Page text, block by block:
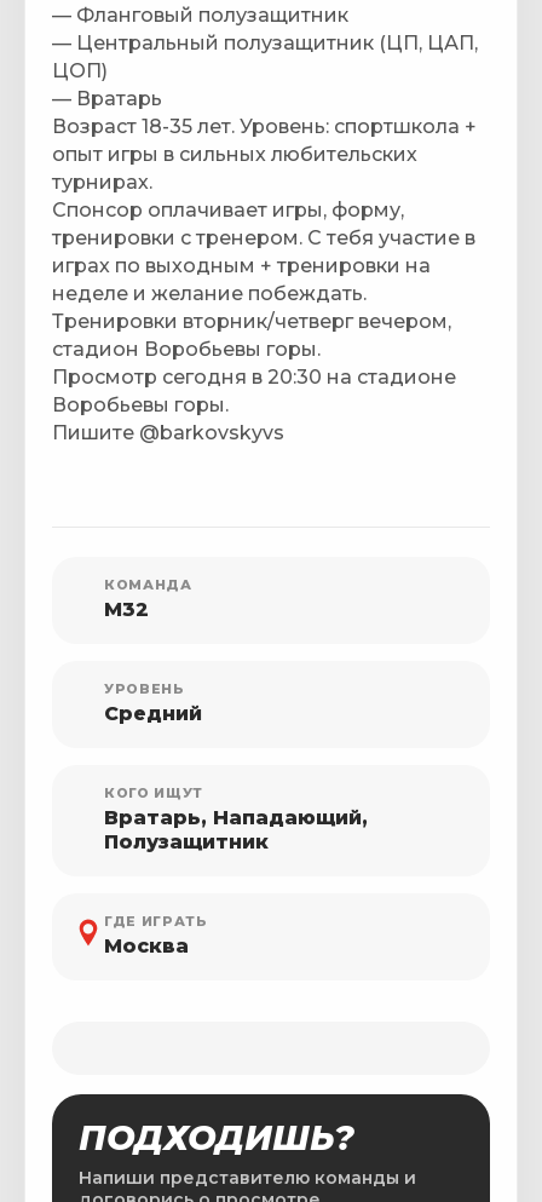
— Фланговый полузащитник
— Центральный полузащитник (ЦП, ЦАП,
ЦОП)
— Вратарь
Возраст 18-35 лет. Уровень: спортшкола +
опыт игры в сильных любительских
турнирах.
Спонсор оплачивает игры, форму,
тренировки с тренером. С тебя участие в
играх по выходным + тренировки на
неделе и желание побеждать.
Тренировки вторник/четверг вечером,
стадион Воробьевы горы.
Просмотр сегодня в 20:30 на стадионе
Воробьевы горы.
Пишите @barkovskyvs
КОМАНДА
М32
УРОВЕНЬ
Средний
КОГО ИЩУТ
Вратарь, Нападающий,
Полузащитник
ГДЕ ИГРАТЬ
Москва
ПОДХОДИШЬ?
Напиши представителю команды и